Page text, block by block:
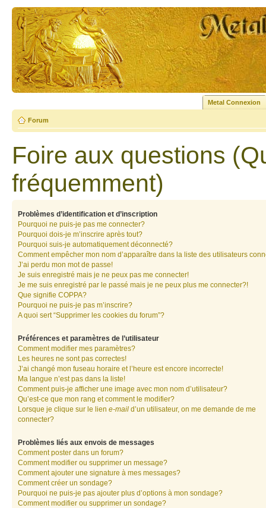
Metal Connexion
Forum
Foire aux questions
fréquemment)
Problèmes d’identification et d’inscription
Pourquoi ne puis-je pas me connecter?
Pourquoi dois-je m’inscrire après tout?
Pourquoi suis-je automatiquement déconnecté?
Comment empêcher mon nom d’apparaître dans la liste des utilisateurs
J’ai perdu mon mot de passe!
Je suis enregistré mais je ne peux pas me connecter!
Je me suis enregistré par le passé mais je ne peux plus me connecter?!
Que signifie COPPA?
Pourquoi ne puis-je pas m’inscrire?
A quoi sert “Supprimer les cookies du forum”?
Préférences et paramètres de l’utilisateur
Comment modifier mes paramètres?
Les heures ne sont pas correctes!
J’ai changé mon fuseau horaire et l’heure est encore incorrecte!
Ma langue n’est pas dans la liste!
Comment puis-je afficher une image avec mon nom d’utilisateur?
Qu’est-ce que mon rang et comment le modifier?
Lorsque je clique sur le lien e-mail d’un utilisateur, on me demande de me
connecter?
Problèmes liés aux envois de messages
Comment poster dans un forum?
Comment modifier ou supprimer un message?
Comment ajouter une signature à mes messages?
Comment créer un sondage?
Pourquoi ne puis-je pas ajouter plus d’options à mon sondage?
Comment modifier ou supprimer un sondage?